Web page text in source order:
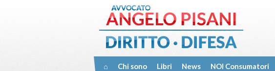
⌂ Chi sono Libri News NOI Consumatori